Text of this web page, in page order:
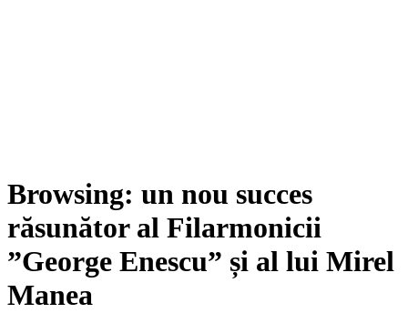
Browsing: un nou succes
răsunător al Filarmonicii
”George Enescu” și al lui Mirel
Manea